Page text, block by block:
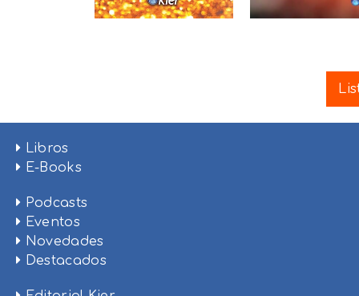
Libros
E-Books
Podcasts
Eventos
Novedades
Destacados